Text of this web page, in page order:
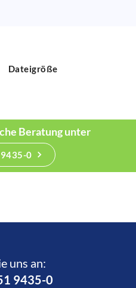
Dateigröße
Beratung unter
0
uns an:­
9435-0